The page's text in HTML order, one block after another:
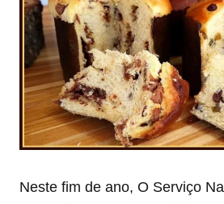
Neste fim de ano, O Serviço